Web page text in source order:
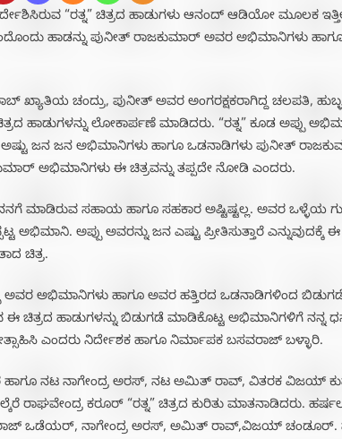
“ರತ್ನ” ಚಿತ್ರದ ಹಾಡುಗಳು ಆನಂದ್ ಆಡಿಯೋ ಮೂಲಕ
ಹಾಡನ್ನು ಪುನೀತ್ ರಾಜಕುಮಾರ್ ಅವರ ಅಭಿಮಾನಿಗಳು
ಖ್ಯಾತಿಯ ಚಂದ್ರು, ಪುನೀತ್ ಅವರ ಅಂಗರಕ್ಷಕರಾಗಿದ್ದ ಚಲಪತಿ,
ಹಾಡುಗಳನ್ನು ಲೋಕಾರ್ಪಣೆ ಮಾಡಿದರು. “ರತ್ನ” ಕೂಡ ಅಪ್ಪು
ಅಷ್ಟು ಜನ ಜನ ಅಭಿಮಾನಿಗಳು ಹಾಗೂ ಒಡನಾಡಿಗಳು ಪುನೀತ್
ಅಭಿಮಾನಿಗಳು ಈ ಚಿತ್ರವನ್ನು ತಪ್ಪದೇ ನೋಡಿ ಎಂದರು‌.
ಮಾಡಿರುವ ಸಹಾಯ ಹಾಗೂ ಸಹಕಾರ ಅಷ್ಟಿಷ್ಟಲ್ಲ. ಅವರ ಒಳ್ಳೆಯ
ಅಭಿಮಾನಿ. ಅಪ್ಪು ಅವರನ್ನು ಜನ ಎಷ್ಟು ಪ್ರೀತಿಸುತ್ತಾರೆ
ಚಿತ್ರ.
ಅವರ ಅಭಿಮಾನಿಗಳು ಹಾಗೂ ಅವರ ಹತ್ತಿರದ ಒಡನಾಡಿಗಳಿಂದ
ಈ ಚಿತ್ರದ ಹಾಡುಗಳನ್ನು ಬಿಡುಗಡೆ ಮಾಡಿಕೊಟ್ಟ ಅಭಿಮಾನಿಗಳಿಗೆ ನನ್ನ
ಎಂದರು ನಿರ್ದೇಶಕ ಹಾಗೂ ನಿರ್ಮಾಪಕ ಬಸವರಾಜ್ ಬಳ್ಳಾರಿ.
ಹಾಗೂ ನಟ ನಾಗೇಂದ್ರ ಅರಸ್, ನಟ ಅಮಿತ್ ರಾವ್, ವಿತರಕ ವಿಜಯ್
ರಾಘವೇಂದ್ರ ಕರೂರ್ “ರತ್ನ” ಚಿತ್ರದ ಕುರಿತು ಮಾತನಾಡಿದರು.
ಒಡೆಯರ್, ನಾಗೇಂದ್ರ ಅರಸ್, ಅಮಿತ್ ರಾವ್,ವಿಜಯ್ ಚಂಡೂರ್.